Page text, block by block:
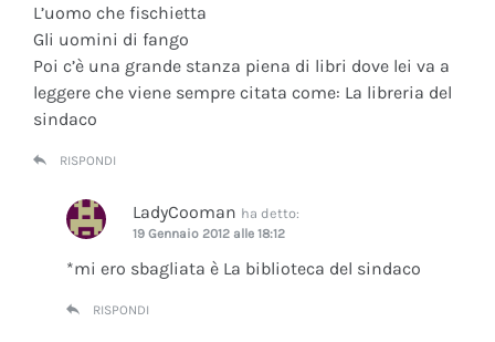
L’uomo che fischietta
Gli uomini di fango
Poi c’è una grande stanza piena di libri dove lei va a
leggere che viene sempre citata come: La libreria del
sindaco
RISPONDI
LadyCooman ha detto:
19 Gennaio 2012 alle 18:12
*mi ero sbagliata è La biblioteca del sindaco
RISPONDI